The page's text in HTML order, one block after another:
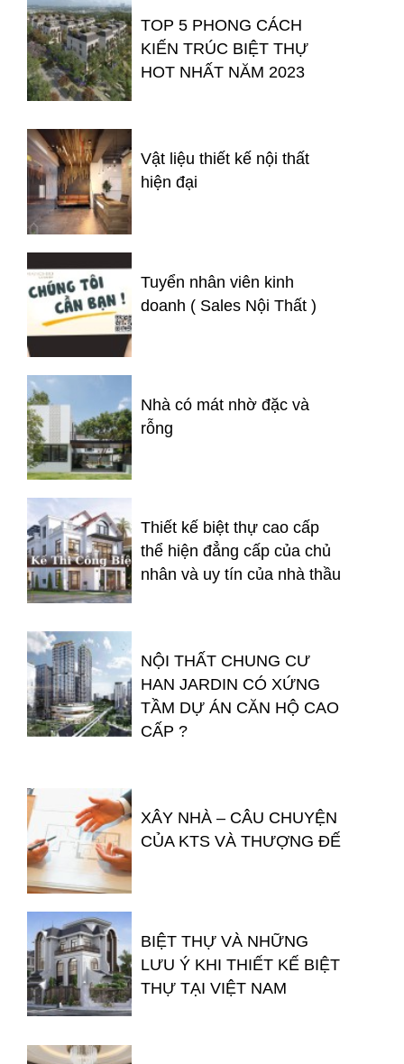
TOP 5 PHONG CÁCH
KIẾN TRÚC BIỆT THỰ
HOT NHẤT NĂM 2023
Vật liệu thiết kế nội thất
hiện đại
Tuyển nhân viên kinh
doanh ( Sales Nội Thất )
Nhà có mát nhờ đặc và
rỗng
Thiết kế biệt thự cao cấp
thể hiện đẳng cấp của chủ
nhân và uy tín của nhà thầu
NỘI THẤT CHUNG CƯ
HAN JARDIN CÓ XỨNG
TẦM DỰ ÁN CĂN HỘ CAO
CẤP ?
XÂY NHÀ – CÂU CHUYỆN
CỦA KTS VÀ THƯỢNG ĐẾ
BIỆT THỰ VÀ NHỮNG
LƯU Ý KHI THIẾT KẾ BIỆT
THỰ TẠI VIỆT NAM